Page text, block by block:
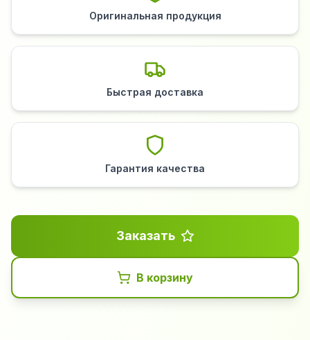
Оригинальная продукция
Быстрая доставка
Гарантия качества
Заказать
В корзину